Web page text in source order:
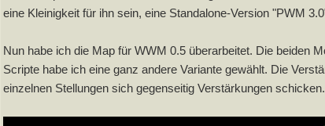
eine Kleinigkeit für ihn sein, eine Standalone-Version "PWM
Nun habe ich die Map für WWM 0.5 überarbeitet. Die beiden
Scripte habe ich eine ganz andere Variante gewählt. Die
einzelnen Stellungen sich gegenseitig Verstärkungen